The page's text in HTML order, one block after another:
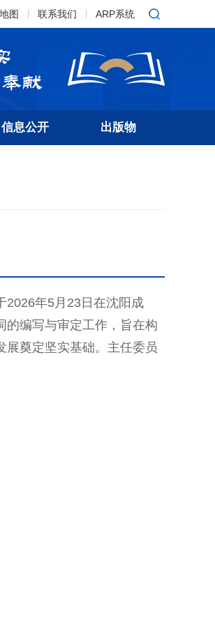
图 联系我们 ARP系统
信息公开 出版物
2026年5月23日在沈阳成
的编写与审定工作，旨在构
展奠定坚实基础。主任委员